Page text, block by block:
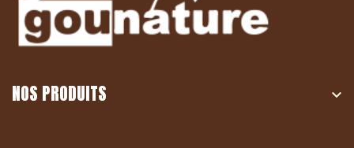
NOS PRODUITS 